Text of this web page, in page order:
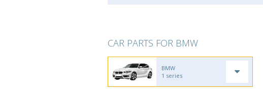
CAR PARTS FOR BMW
BMW
1 series